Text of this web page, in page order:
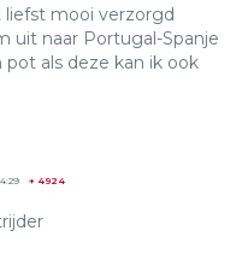
liefst mooi verzorgd
uit naar Portugal-Spanje
als deze kan ik ook
+ 4924